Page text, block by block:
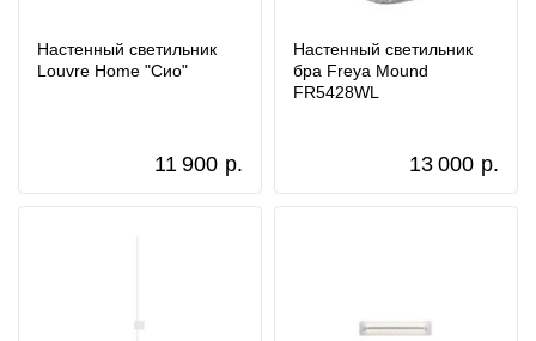
Настенный светильник
Louvre Home "Сио"
11 900 р.
Настенный светильник
бра Freya Mound
FR5428WL
13 000 р.